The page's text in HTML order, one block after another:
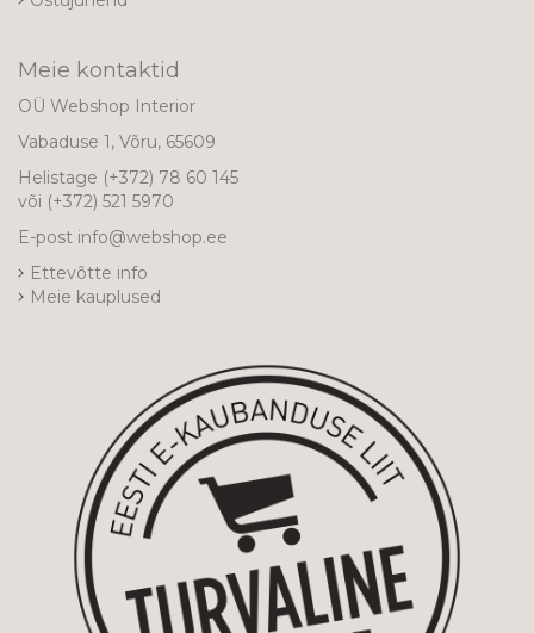
Meie kontaktid
OÜ Webshop Interior
Vabaduse 1, Võru, 65609
Helistage (+372) 78 60 145
või (+372) 521 5970
E-post info@webshop.ee
Ettevõtte info
Meie kauplused